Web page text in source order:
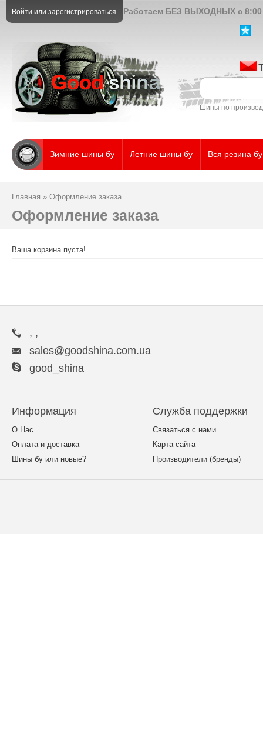
Войти или зарегистрироваться Работаем БЕЗ ВЫХОДНЫХ с 8:00
Шины по
Зимние шины бу Летние шины бу Вся резина бу
Главная » Оформление заказа
Оформление заказа
Ваша корзина пуста!
, ,
sales@goodshina.com.ua
good_shina
Информация
О Нас
Оплата и доставка
Шины бу или новые?
Служба поддержки
Связаться с нами
Карта сайта
Производители (бренды)